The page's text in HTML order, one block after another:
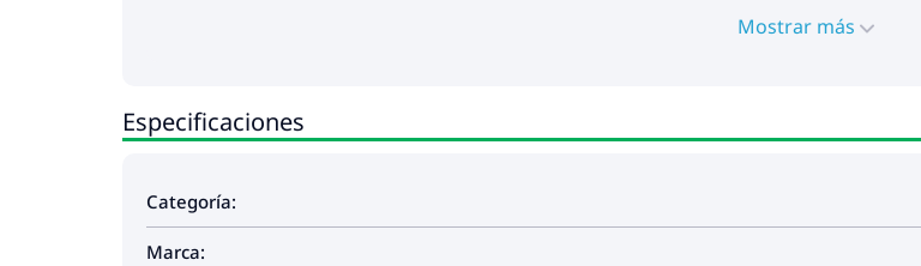
Mostrar más
Especificaciones
Categoría:
Marca: